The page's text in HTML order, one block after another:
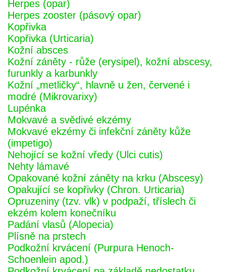
Herpes (opar)
Herpes zooster (pásový opar)
Kopřivka
Kopřivka (Urticaria)
Kožní absces
Kožní záněty - růže (erysipel), kožní abscesy,
furunkly a karbunkly
Kožní „metličky“, hlavně u žen, červené i
modré (Mikrovarixy)
Lupénka
Mokvavé a svědivé ekzémy
Mokvavé ekzémy či infekční záněty kůže
(impetigo)
Nehojící se kožní vředy (Ulci cutis)
Nehty lámavé
Opakované kožní záněty na krku (Abscesy)
Opakující se kopřivky (Chron. Urticaria)
Opruzeniny (tzv. vlk) v podpaží, tříslech či
ekzém kolem konečníku
Padání vlasů (Alopecia)
Plísně na prstech
Podkožní krvácení (Purpura Henoch-
Schoenlein apod.)